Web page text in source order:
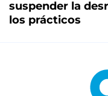
suspender la
los prácticos